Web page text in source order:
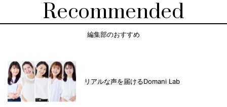
Recommended
編集部のおすすめ
リアルな声を届けるDomani Lab